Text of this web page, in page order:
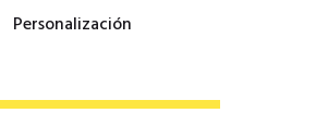
Personalización